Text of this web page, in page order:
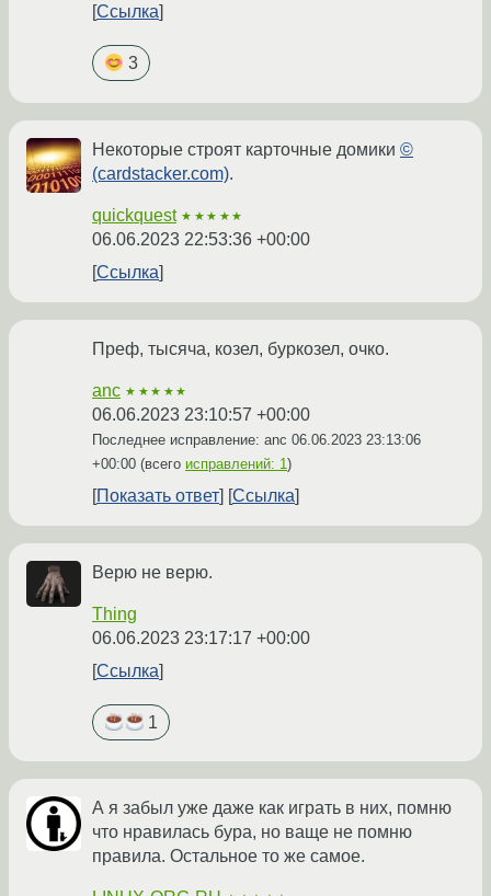
Ссылка
3
Некоторые строят карточные домики ©
(cardstacker.com).
quickquest ★★★★★
06.06.2023 22:53:36 +00:00
Ссылка
Преф, тысяча, козел, буркозел, очко.
anc ★★★★★
06.06.2023 23:10:57 +00:00
Последнее исправление: anc 06.06.2023 23:13:06
+00:00 (всего исправлений: 1)
Показать ответ Ссылка
Верю не верю.
Thing
06.06.2023 23:17:17 +00:00
Ссылка
1
А я забыл уже даже как играть в них, помню
что нравилась бура, но ваще не помню
правила. Остальное то же самое.